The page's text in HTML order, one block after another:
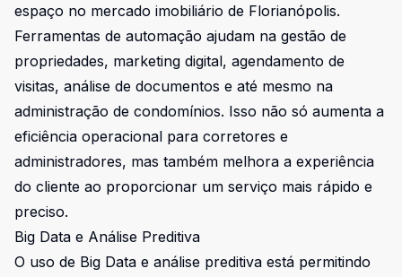
espaço no mercado imobiliário de Florianópolis.
Ferramentas de automação ajudam na gestão de
propriedades, marketing digital, agendamento de
visitas, análise de documentos e até mesmo na
administração de condomínios. Isso não só aumenta a
eficiência operacional para corretores e
administradores, mas também melhora a experiência
do cliente ao proporcionar um serviço mais rápido e
preciso.
Big Data e Análise Preditiva
O uso de Big Data e análise preditiva está permitindo